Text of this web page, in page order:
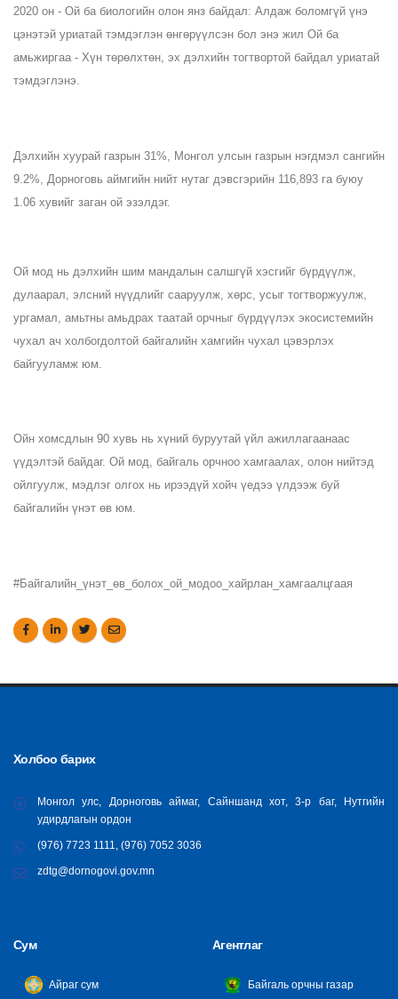
2020 он - Ой ба биологийн олон янз байдал: Алдаж боломгүй үнэ
цэнэтэй уриатай тэмдэглэн өнгөрүүлсэн бол энэ жил Ой ба
амьжиргаа - Хүн төрөлхтөн, эх дэлхийн тогтвортой байдал уриатай
тэмдэглэнэ.
Дэлхийн хуурай газрын 31%, Монгол улсын газрын нэгдмэл сангийн
9.2%, Дорноговь аймгийн нийт нутаг дэвсгэрийн 116,893 га буюу
1.06 хувийг заган ой эзэлдэг.
Ой мод нь дэлхийн шим мандалын салшгүй хэсгийг бүрдүүлж,
дулаарал, элсний нүүдлийг сааруулж, хөрс, усыг тогтворжуулж,
ургамал, амьтны амьдрах таатай орчныг бүрдүүлэх экосистемийн
чухал ач холбогдолтой байгалийн хамгийн чухал цэвэрлэх
байгууламж юм.
Ойн хомсдлын 90 хувь нь хүний буруутай үйл ажиллагаанаас
үүдэлтэй байдаг. Ой мод, байгаль орчноо хамгаалах, олон нийтэд
ойлгуулж, мэдлэг олгох нь ирээдүй хойч үедээ үлдээж буй
байгалийн үнэт өв юм.
#Байгалийн_үнэт_өв_болох_ой_модоо_хайрлан_хамгаалцгаая
Холбоо барих
Монгол улс, Дорноговь аймаг, Сайншанд хот, 3-р баг, Нутгийн
удирдлагын ордон
(976) 7723 1111, (976) 7052 3036
zdtg@dornogovi.gov.mn
Сум
Айраг сум
Агентлаг
Байгаль орчны газар